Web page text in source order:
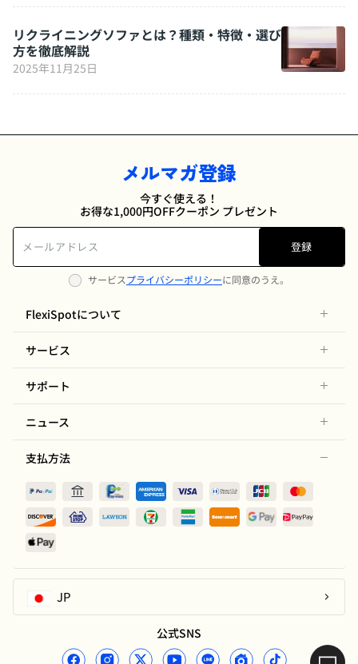
リクライニングソファとは？種類・特徴・選び
方を徹底解説
2025年11月25日
メルマガ登録
今すぐ使える！
お得な1,000円OFFクーポン プレゼント
登録
サービスプライバシーポリシーに同意のうえ。
FlexiSpotについて
サービス
サポート
ニュース
支払方法
JP
公式SNS